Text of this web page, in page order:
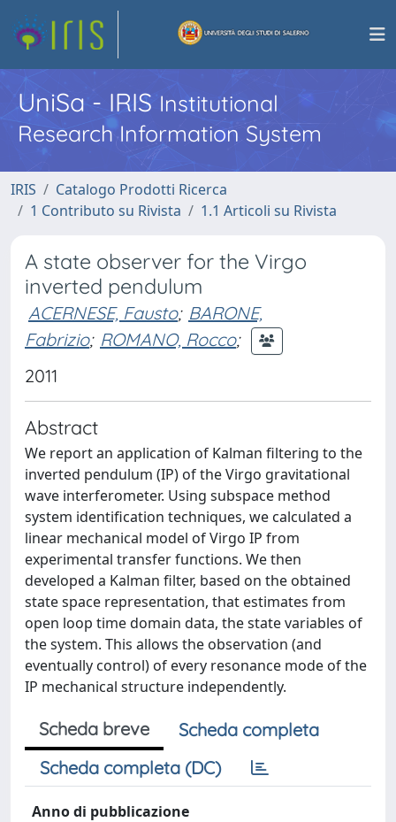
UniSa - IRISInstitutional
Research Information System
IRIS
Catalogo Prodotti Ricerca
1 Contributo su Rivista
1.1 Articoli su Rivista
A state observer for the Virgo
inverted pendulum
ACERNESE, Fausto; BARONE,
Fabrizio; ROMANO, Rocco;
2011
Abstract
We report an application of Kalman filtering to the
inverted pendulum (IP) of the Virgo gravitational
wave interferometer. Using subspace method
system identification techniques, we calculated a
linear mechanical model of Virgo IP from
experimental transfer functions. We then
developed a Kalman filter, based on the obtained
state space representation, that estimates from
open loop time domain data, the state variables of
the system. This allows the observation (and
eventually control) of every resonance mode of the
IP mechanical structure independently.
Scheda breve
Scheda completa
Scheda completa (DC)
Anno di pubblicazione